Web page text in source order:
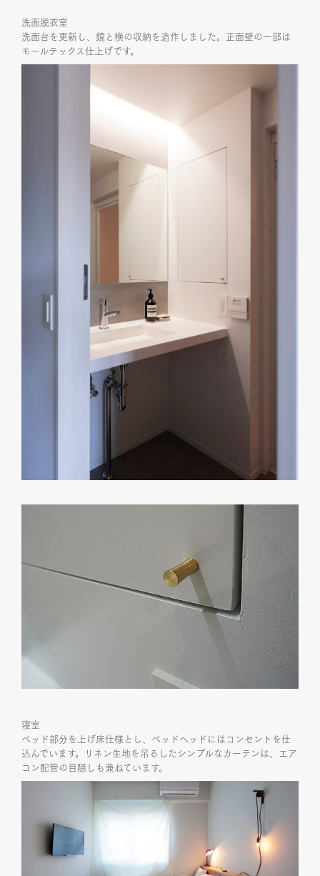
洗面脱衣室
洗面台を更新し、鏡と横の収納を造作しました。正面壁の一部は
モールテックス仕上げです。
寝室
ベッド部分を上げ床仕様とし、ベッドヘッドにはコンセントを仕
込んでいます。リネン生地を吊るしたシンプルなカーテンは、エア
コン配管の目隠しも兼ねています。